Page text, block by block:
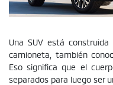
Una SUV está
camioneta, también
Eso significa que el
separados para luego ser